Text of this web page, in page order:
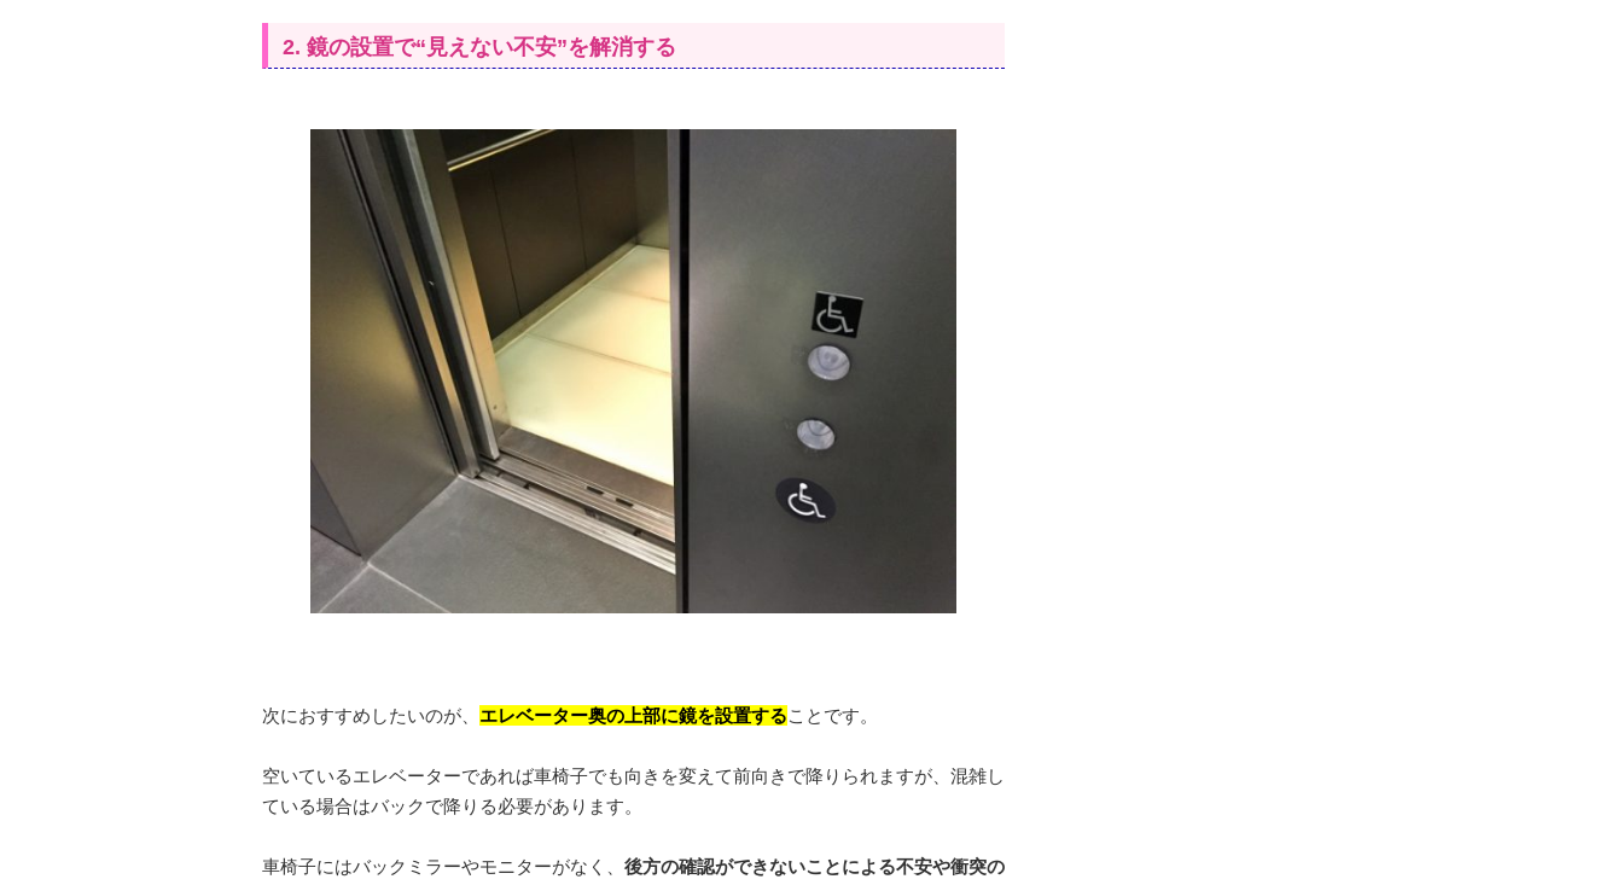
2. 鏡の設置で“見えない不安”を解消する
次におすすめしたいのが、 エレベーター奥の上部に鏡を設置することです。
空いているエレベーターであれば車椅子でも向きを変えて前向きで降りられますが、混雑し
ている場合はバックで降りる必要があります。
車椅子にはバックミラーやモニターがなく、 後方の確認ができないことによる不安や衝突の